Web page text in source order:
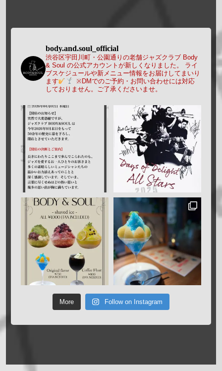
body.and.soul_official
渋谷区宇田川町・公園通りの老舗ジャズクラブ Body
& Soul の公式アカウントが新しくなりました。
ライ
ブスケジュールや新メニュー情報をお届けしてまいり
ます
※DMでのご予約・お問い合わせには対応
しておりません。ご了承くださいませ。
More Follow on Instagram